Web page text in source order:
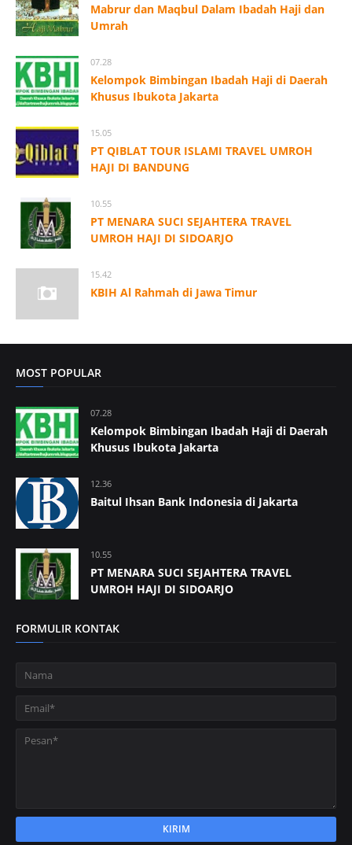
Mabrur dan Maqbul Dalam Ibadah Haji dan
Umrah
07.28
Kelompok Bimbingan Ibadah Haji di Daerah
Khusus Ibukota Jakarta
15.05
PT QIBLAT TOUR ISLAMI TRAVEL UMROH
HAJI DI BANDUNG
10.55
PT MENARA SUCI SEJAHTERA TRAVEL
UMROH HAJI DI SIDOARJO
15.42
KBIH Al Rahmah di Jawa Timur
MOST POPULAR
07.28
Kelompok Bimbingan Ibadah Haji di Daerah
Khusus Ibukota Jakarta
12.36
Baitul Ihsan Bank Indonesia di Jakarta
10.55
PT MENARA SUCI SEJAHTERA TRAVEL
UMROH HAJI DI SIDOARJO
FORMULIR KONTAK